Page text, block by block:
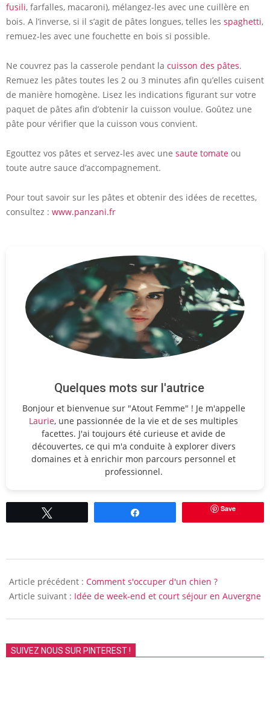
fusili, farfalles, macaroni), mélangez-les avec une cuillère en
bois. A l’inverse, si il s’agit de pâtes longues, telles les spaghetti,
remuez-les avec une fouchette en bois si possible.
Ne couvrez pas la casserole pendant la cuisson des pâtes.
Remuez les pâtes toutes les 2 ou 3 minutes afin qu’elles cuisent
de manière homogène. Lisez les indications figurant sur votre
paquet de pâtes afin d’obtenir la cuisson voulue. Goûtez une
pâte pour vérifier que la cuisson vous convient.
Egouttez vos pâtes et servez-les avec une saute tomate ou
toute autre sauce d’accompagnement.
Pour tout savoir sur les pâtes et obtenir des idées de recettes,
consultez : www.panzani.fr
Quelques mots sur l'autrice
Bonjour et bienvenue sur "Atout Femme" ! Je m'appelle
Laurie, une passionnée de la vie et de ses multiples
facettes. J'ai toujours été curieuse et avide de
découvertes, ce qui m'a conduite à explorer divers
domaines et à enrichir mon parcours personnel et
professionnel.
Save
04-
18
Article précédent : Comment s'occuper d'un chien ?
Article suivant : Idée de week-end et court séjour en Auvergne
SUIVEZ NOUS SUR PINTEREST !